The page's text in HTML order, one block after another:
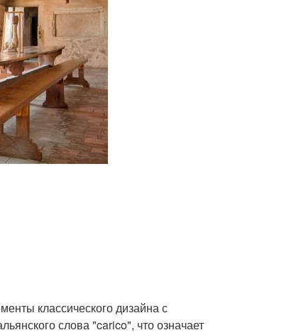
классического дизайна с
слова "carico", что означает